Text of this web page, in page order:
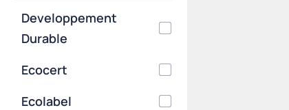
Developpement
Durable
Ecocert
Ecolabel